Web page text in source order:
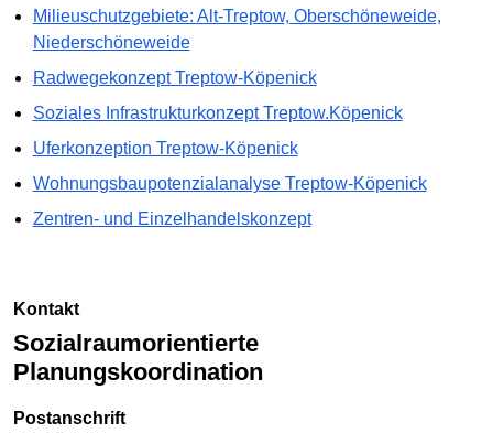
Milieuschutzgebiete: Alt-Treptow, Oberschöneweide,
Niederschöneweide
Radwegekonzept Treptow-Köpenick
Soziales Infrastrukturkonzept Treptow.Köpenick
Uferkonzeption Treptow-Köpenick
Wohnungsbaupotenzialanalyse Treptow-Köpenick
Zentren- und Einzelhandelskonzept
Kontakt
Sozialraumorientierte
Planungskoordination
Postanschrift